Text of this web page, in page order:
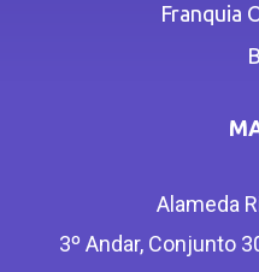
Franquia
Alameda
3º Andar, Conjunto